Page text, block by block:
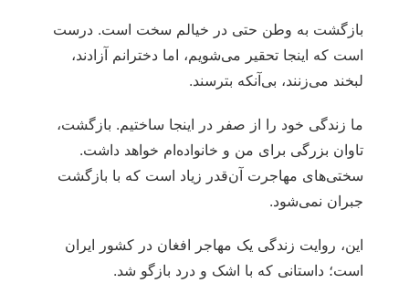
بازگشت به وطن حتی در خیالم سخت است. درست
است که اینجا تحقیر می‌شویم، اما دخترانم آزادند،
لبخند می‌زنند، بی‌آنکه بترسند.
ما زندگی‌ خود را از صفر در اینجا ساختیم. بازگشت،
تاوان بزرگی برای من و خانواده‌ام خواهد داشت.
سختی‌های مهاجرت آن‌قدر زیاد است که با بازگشت
جبران نمی‌شود.
این، روایت زندگی یک مهاجر افغان در کشور ایران
است؛ داستانی که با اشک و درد بازگو شد.